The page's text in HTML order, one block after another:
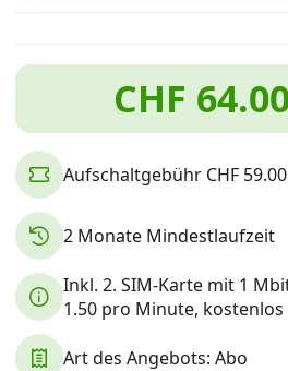
Aktionen
News
Forum
Über uns
CHF
Aufschaltgebühr CHF 59.00
2 Monate Mindestlaufzeit
Inkl. 2. SIM-Karte mit 1
1.50 pro Minute,
Art des Angebots: Abo